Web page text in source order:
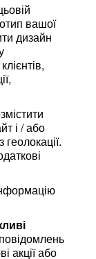
вашої
дизайн
і / або
акції або